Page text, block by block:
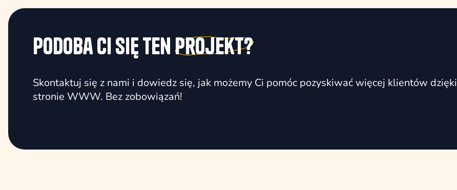
Podoba Ci się tenprojekt?
Skontaktuj się z nami i dowiedz się, jak możemy Ci pomóc pozyskiwać więcej klientów dzięki
stronie WWW. Bez zobowiązań!